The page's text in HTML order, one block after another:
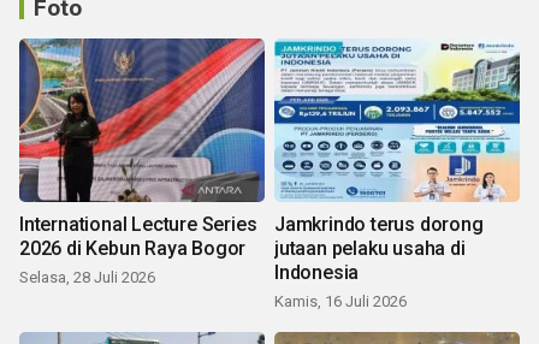
Foto
International Lecture Series
2026 di Kebun Raya Bogor
Selasa, 28 Juli 2026
Jamkrindo terus dorong
jutaan pelaku usaha di
Indonesia
Kamis, 16 Juli 2026